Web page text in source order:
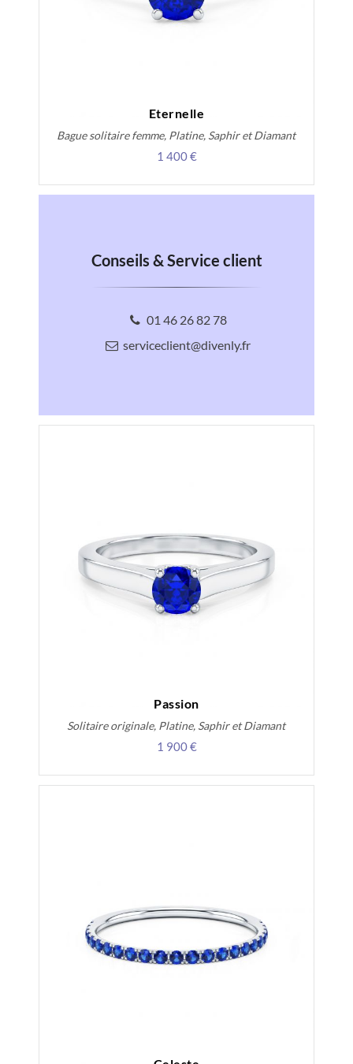
Eternelle
Bague solitaire femme, Platine, Saphir et Diamant
1 400 €
Conseils & Service client
01 46 26 82 78
serviceclient@divenly.fr
Passion
Solitaire originale, Platine, Saphir et Diamant
1 900 €